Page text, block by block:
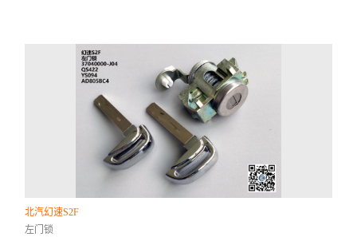
北汽幻速S2F
左门锁